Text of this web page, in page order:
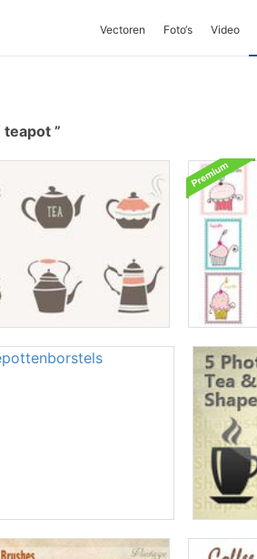
Vectoren Foto‘s Video
teapot